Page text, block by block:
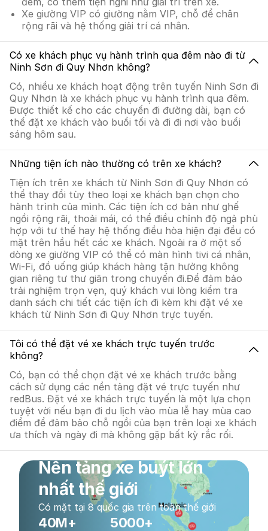
Xe giường VIP có giường nằm VIP, chỗ để chân
rộng rãi và hệ thống giải trí cá nhân.
Có xe khách phục vụ hành trình qua đêm nào đi từ
Ninh Sơn đi Quy Nhơn không?
Có, nhiều xe khách hoạt động trên tuyến Ninh Sơn đi
Quy Nhơn là xe khách phục vụ hành trình qua đêm.
Được thiết kế cho các chuyến đi đường dài, bạn có
thể đặt xe khách vào buổi tối và đi đi nơi vào buổi
sáng hôm sau.
Những tiện ích nào thường có trên xe khách?
Tiện ích trên xe khách từ Ninh Sơn đi Quy Nhơn có
thể thay đổi tùy theo loại xe khách bạn chọn cho
hành trình của mình. Các tiện ích cơ bản như ghế
ngồi rộng rãi, thoải mái, có thể điều chỉnh độ ngả phù
hợp với tư thế hay hệ thống điều hòa hiện đại đều có
mặt trên hầu hết các xe khách. Ngoài ra ở một số
dòng xe giường VIP có thể có màn hình tivi cá nhân,
Wi-Fi, đồ uống giúp khách hàng tận hưởng không
gian riêng tư thư giãn trong chuyến đi.Để đảm bảo
trải nghiệm trọn vẹn, quý khách vui lòng kiểm tra
danh sách chi tiết các tiện ích đi kèm khi đặt vé xe
khách từ Ninh Sơn đi Quy Nhơn trực tuyến.
Tôi có thể đặt vé xe khách trực tuyến trước
không?
Có, bạn có thể chọn đặt vé xe khách trước bằng
cách sử dụng các nền tảng đặt vé trực tuyến như
redBus. Đặt vé xe khách trực tuyến là một lựa chọn
tuyệt vời nếu bạn đi du lịch vào mùa lễ hay mùa cao
điểm để đảm bảo chỗ ngồi của bạn trên loại xe khách
ưa thích và ngày đi mà không gặp bất kỳ rắc rối.
Nền tảng xe buýt lớn
nhất thế giới
Có mặt tại 8 quốc gia trên toàn thế giới
40M+ 5000+